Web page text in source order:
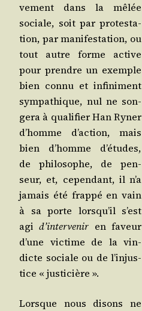
ve­ment dans la mêlée
sociale, soit par pro­tes­ta­
tion, par mani­fes­ta­tion, ou
tout autre forme active
pour prendre un exemple
bien connu et infi­ni­ment
sym­pa­thique, nul ne son­
ge­ra à qua­li­fier Han Ryner
d’homme d’ac­tion, mais
bien d’homme d’é­tudes,
de phi­lo­sophe, de pen­
seur, et, cepen­dant, il n’a
jamais été frap­pé en vain
à sa porte lors­qu’il s’est
agid’in­ter­ve­nir en faveur
d’une vic­time de la vin­
dicte sociale ou de l’in­jus­
tice « justicière ».
Lorsque nous disons ne